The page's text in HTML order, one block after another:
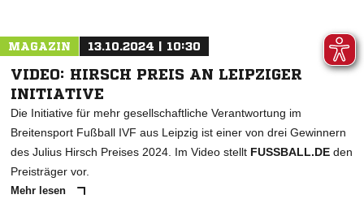
MAGAZIN 13.10.2024 | 10:30
VIDEO: HIRSCH PREIS AN LEIPZIGER
INITIATIVE
Die Initiative für mehr gesellschaftliche Verantwortung im
Breitensport Fußball IVF aus Leipzig ist einer von drei Gewinnern
des Julius Hirsch Preises 2024. Im Video stellt FUSSBALL.DE den
Preisträger vor.
Mehr lesen